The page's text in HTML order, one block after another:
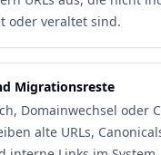
oder veraltet sind.
Migrationsreste
Domainwechsel oder
alte URLs,